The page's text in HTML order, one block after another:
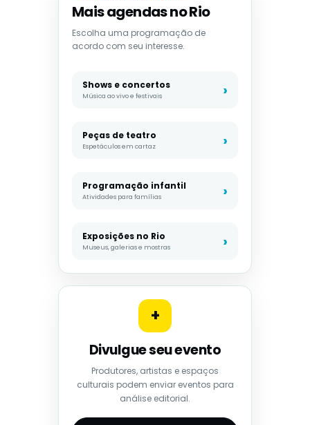
Mais agendas no Rio
Escolha uma programação de
acordo com seu interesse.
Shows e concertos
Música ao vivo e festivais
Peças de teatro
Espetáculos em cartaz
Programação infantil
Atividades para famílias
Exposições no Rio
Museus, galerias e mostras
+
Divulgue seu evento
Produtores, artistas e espaços
culturais podem enviar eventos para
análise editorial.